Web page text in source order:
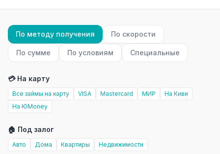
По методу получения По скорости
По сумме По условиям Специальные
💳 На карту
Все займы на карту VISA Mastercard МИР
На Киви
На ЮMoney
🏠 Под залог
Авто Дома Квартиры Недвижимости